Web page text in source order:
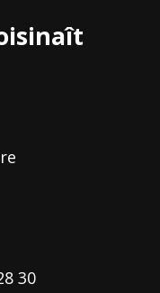
30